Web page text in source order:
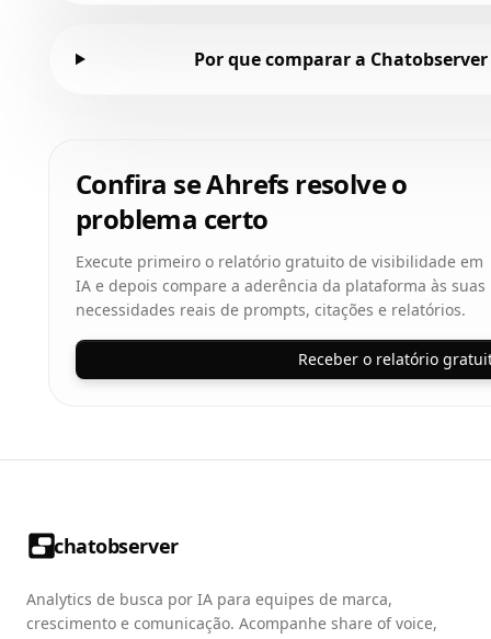
Por que comparar a
Confira se Ahrefs resolve o
problema certo
Execute primeiro o relatório gratuito de visibilidade em
IA e depois compare a aderência da plataforma às suas
necessidades reais de prompts, citações e relatórios.
Receber o relatório
chatobserver
Analytics de busca por IA para equipes de marca,
crescimento e comunicação. Acompanhe share of voice,